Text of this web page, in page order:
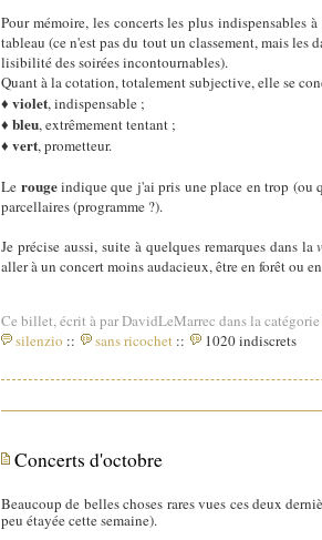
Pour mémoire, les concerts les plus indispensables
tableau (ce n'est pas du tout un classement, mais les
lisibilité des soirées incontournables).
Quant à la cotation, totalement subjective, elle se
♦violet, indispensable ;
♦bleu, extrêmement tentant ;
♦vert, prometteur.
Le rougeindique que j'ai pris une place en trop (ou
parcellaires (programme ?).
Je précise aussi, suite à quelques remarques dans la
aller à un concert moins audacieux, être en forêt ou
Ce billet, écrit à par DavidLeMarrec dans la
silenzio :: sans ricochet :: 1020 indiscrets
Concerts d'octobre
Beaucoup de belles choses rares vues ces deux
peu étayée cette semaine).